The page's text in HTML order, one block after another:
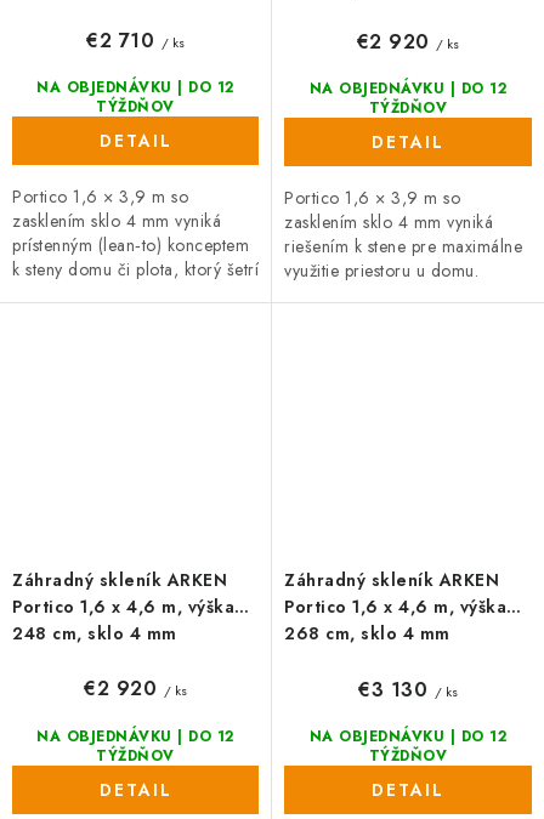
NA OBJEDNÁVKU | DO 12
TÝŽDŇOV
€2 710 / ks
DETAIL
Portico 1,6 × 3,9 m so
zasklením sklo 4 mm vyniká
prístenným (lean‑to) konceptem
k steny domu či plota, ktorý šetrí
NA OBJEDNÁVKU | DO 12
TÝŽDŇOV
€2 920 / ks
DETAIL
Portico 1,6 × 3,9 m so
zasklením sklo 4 mm vyniká
riešením k stene pre maximálne
využitie priestoru u domu.
Záhradný skleník ARKEN
Portico 1,6 x 4,6 m, výška
248 cm, sklo 4 mm
NA OBJEDNÁVKU | DO 12
TÝŽDŇOV
€2 920 / ks
DETAIL
Záhradný skleník ARKEN
Portico 1,6 x 4,6 m, výška
268 cm, sklo 4 mm
NA OBJEDNÁVKU | DO 12
TÝŽDŇOV
€3 130 / ks
DETAIL